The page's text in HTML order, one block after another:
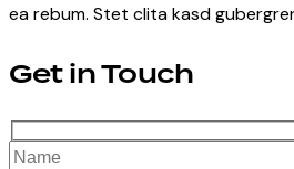
ea rebum. Stet clita kasd
Get in Touch